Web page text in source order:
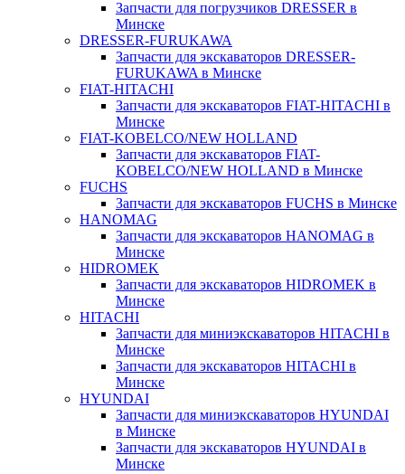
Запчасти для погрузчиков DRESSER в
Минске
DRESSER-FURUKAWA
Запчасти для экскаваторов DRESSER-
FURUKAWA в Минске
FIAT-HITACHI
Запчасти для экскаваторов FIAT-HITACHI в
Минске
FIAT-KOBELCO/NEW HOLLAND
Запчасти для экскаваторов FIAT-
KOBELCO/NEW HOLLAND в Минске
FUCHS
Запчасти для экскаваторов FUCHS в Минске
HANOMAG
Запчасти для экскаваторов HANOMAG в
Минске
HIDROMEK
Запчасти для экскаваторов HIDROMEK в
Минске
HITACHI
Запчасти для миниэкскаваторов HITACHI в
Минске
Запчасти для экскаваторов HITACHI в
Минске
HYUNDAI
Запчасти для миниэкскаваторов HYUNDAI
в Минске
Запчасти для экскаваторов HYUNDAI в
Минске